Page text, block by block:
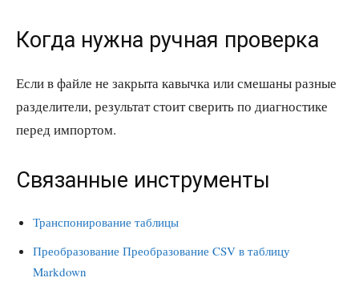
Когда нужна ручная проверка
Если в файле не закрыта кавычка или смешаны разные
разделители, результат стоит сверить по диагностике
перед импортом.
Связанные инструменты
Транспонирование таблицы
Преобразование Преобразование CSV в таблицу
Markdown